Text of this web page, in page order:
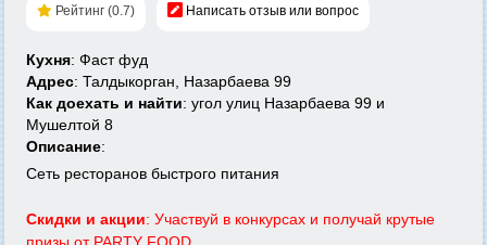
Рейтинг (0.7) Написать отзыв или вопрос
Кухня: Фаст фуд
Адрес: Талдыкорган, Назарбаева 99
Как доехать и найти: угол улиц Назарбаева 99 и
Мушелтой 8
Описание:
Сеть ресторанов быстрого питания
Скидки и акции: Участвуй в конкурсах и получай крутые